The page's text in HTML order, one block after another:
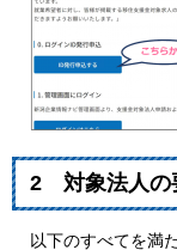
2 対象法人の
以下のすべてを満